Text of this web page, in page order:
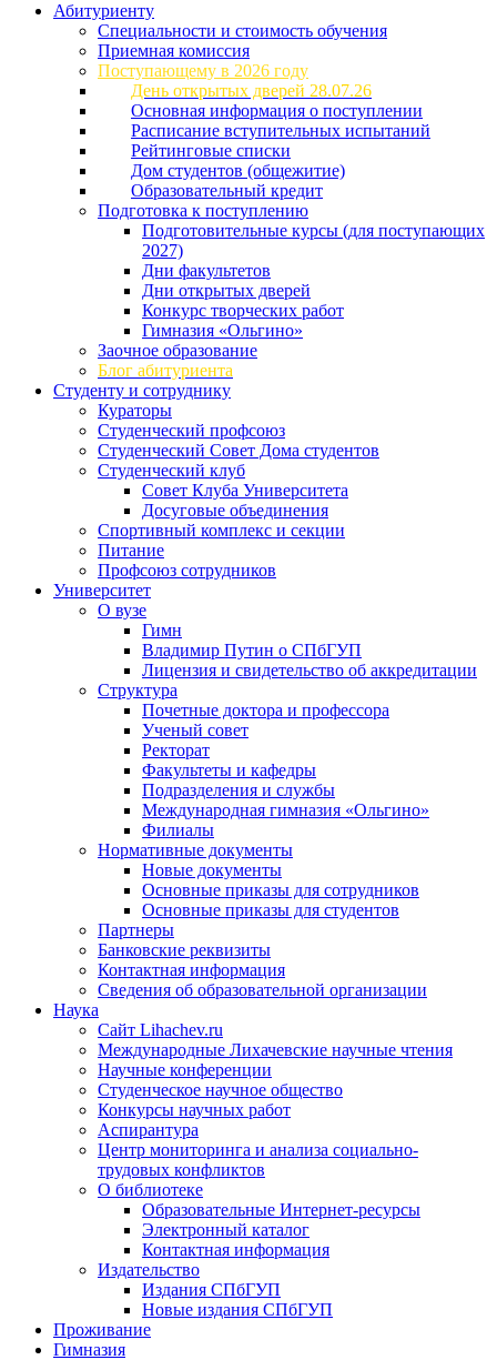
Абитуриенту
Специальности и стоимость обучения
Приемная комиссия
Поступающему в 2026 году
День открытых дверей 28.07.26
Основная информация о поступлении
Расписание вступительных испытаний
Рейтинговые списки
Дом студентов (общежитие)
Образовательный кредит
Подготовка к поступлению
Подготовительные курсы (для поступающих
2027)
Дни факультетов
Дни открытых дверей
Конкурс творческих работ
Гимназия «Ольгино»
Заочное образование
Блог абитуриента
Студенту и сотруднику
Кураторы
Студенческий профсоюз
Студенческий Совет Дома студентов
Студенческий клуб
Совет Клуба Университета
Досуговые объединения
Спортивный комплекс и секции
Питание
Профсоюз сотрудников
Университет
О вузе
Гимн
Владимир Путин о СПбГУП
Лицензия и свидетельство об аккредитации
Структура
Почетные доктора и профессора
Ученый совет
Ректорат
Факультеты и кафедры
Подразделения и службы
Международная гимназия «Ольгино»
Филиалы
Нормативные документы
Новые документы
Основные приказы для сотрудников
Основные приказы для студентов
Партнеры
Банковские реквизиты
Контактная информация
Сведения об образовательной организации
Наука
Сайт Lihachev.ru
Международные Лихачевские научные чтения
Научные конференции
Студенческое научное общество
Конкурсы научных работ
Аспирантура
Центр мониторинга и анализа социально-
трудовых конфликтов
О библиотеке
Образовательные Интернет-ресурсы
Электронный каталог
Контактная информация
Издательство
Издания СПбГУП
Новые издания СПбГУП
Проживание
Гимназия